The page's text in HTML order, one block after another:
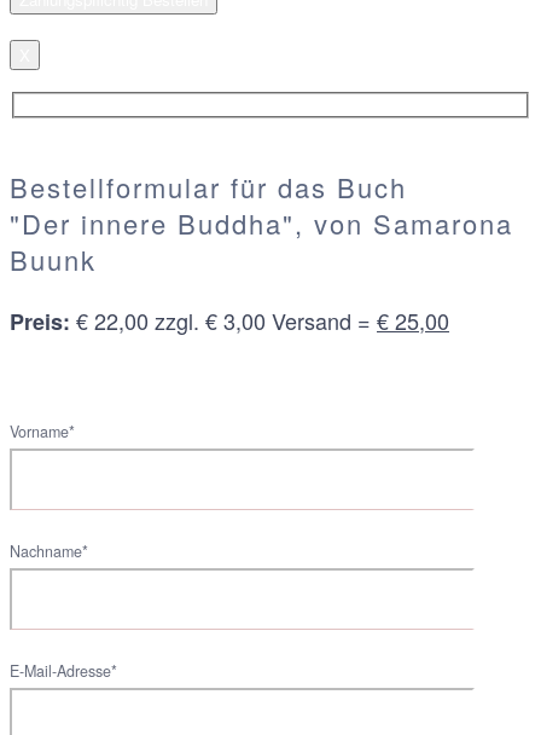
Bestellformular für das Buch
"Der innere Buddha", von Samarona
Buunk
Preis: € 22,00 zzgl. € 3,00 Versand = € 25,00
Vorname*
Nachname*
E-Mail-Adresse*